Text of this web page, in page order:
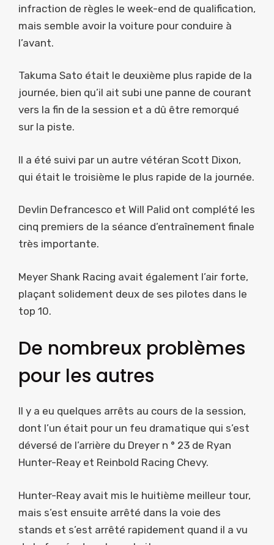
infraction de règles le week-end de qualification,
mais semble avoir la voiture pour conduire à
l’avant.
Takuma Sato était le deuxième plus rapide de la
journée, bien qu’il ait subi une panne de courant
vers la fin de la session et a dû être remorqué
sur la piste.
Il a été suivi par un autre vétéran Scott Dixon,
qui était le troisième le plus rapide de la journée.
Devlin Defrancesco et Will Palid ont complété les
cinq premiers de la séance d’entraînement finale
très importante.
Meyer Shank Racing avait également l’air forte,
plaçant solidement deux de ses pilotes dans le
top 10.
De nombreux problèmes
pour les autres
Il y a eu quelques arrêts au cours de la session,
dont l’un était pour un feu dramatique qui s’est
déversé de l’arrière du Dreyer n ° 23 de Ryan
Hunter-Reay et Reinbold Racing Chevy.
Hunter-Reay avait mis le huitième meilleur tour,
mais s’est ensuite arrêté dans la voie des
stands et s’est arrêté rapidement quand il a vu